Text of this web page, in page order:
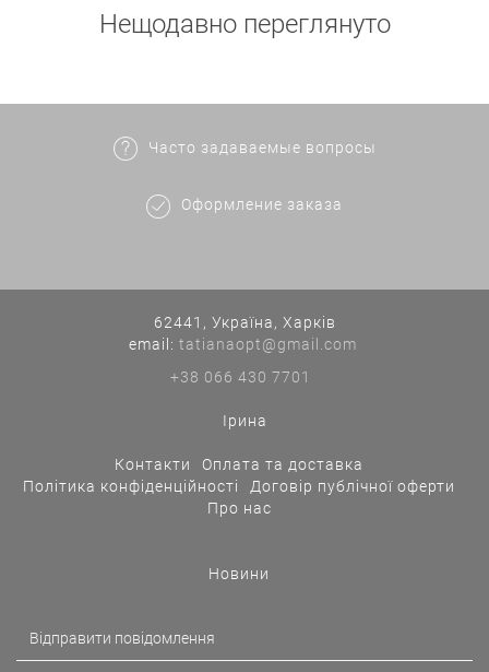
Нещодавно переглянуто
Часто задаваемые вопросы
Оформление заказа
62441, Україна, Харків
еmail: tatianaopt@gmail.com
+38 066 430 7701
Ірина
Контакти
Оплата та доставка
Політика конфіденційності
Договір публічної оферти
Про нас
Новини